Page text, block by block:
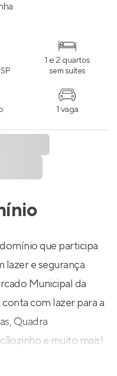
1 e 2 quartos
sem suítes
1 vaga
que participa
lazer e segurança
Municipal da
com lazer para a
Quadra
e muito mais!